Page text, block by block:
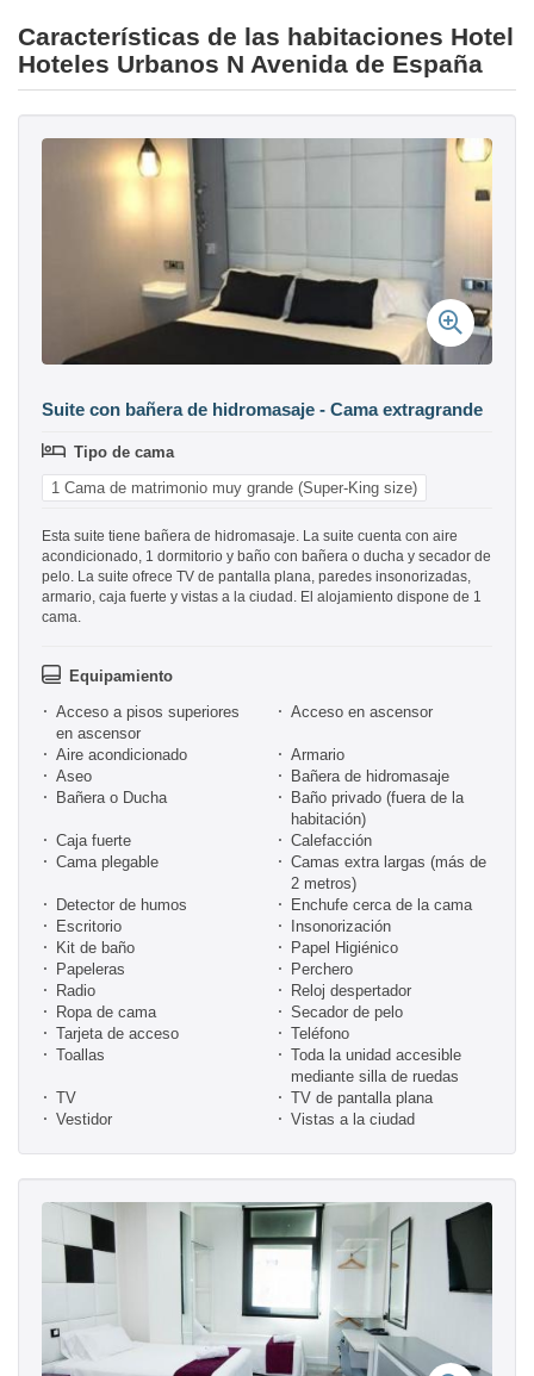
Características de las habitaciones Hotel
Hoteles Urbanos N Avenida de España
Suite con bañera de hidromasaje - Cama extragrande
Tipo de cama
1 Cama de matrimonio muy grande (Super-King size)
Esta suite tiene bañera de hidromasaje. La suite cuenta con aire
acondicionado, 1 dormitorio y baño con bañera o ducha y secador de
pelo. La suite ofrece TV de pantalla plana, paredes insonorizadas,
armario, caja fuerte y vistas a la ciudad. El alojamiento dispone de 1
cama.
Equipamiento
Acceso a pisos superiores
en ascensor
Acceso en ascensor
Aire acondicionado
Armario
Aseo
Bañera de hidromasaje
Bañera o Ducha
Baño privado (fuera de la
habitación)
Caja fuerte
Calefacción
Cama plegable
Camas extra largas (más de
2 metros)
Detector de humos
Enchufe cerca de la cama
Escritorio
Insonorización
Kit de baño
Papel Higiénico
Papeleras
Perchero
Radio
Reloj despertador
Ropa de cama
Secador de pelo
Tarjeta de acceso
Teléfono
Toallas
Toda la unidad accesible
mediante silla de ruedas
TV
TV de pantalla plana
Vestidor
Vistas a la ciudad